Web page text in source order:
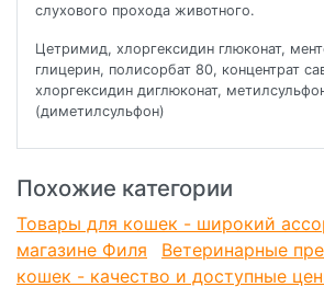
слухового прохода животного.
Цетримид, хлоргексидин глюконат,
глицерин, полисорбат 80, концентрат
хлоргексидин диглюконат,
(диметилсульфон)
Похожие категории
Товары для кошек - широкий
магазине Филя
Ветеринарные
кошек - качество и доступные